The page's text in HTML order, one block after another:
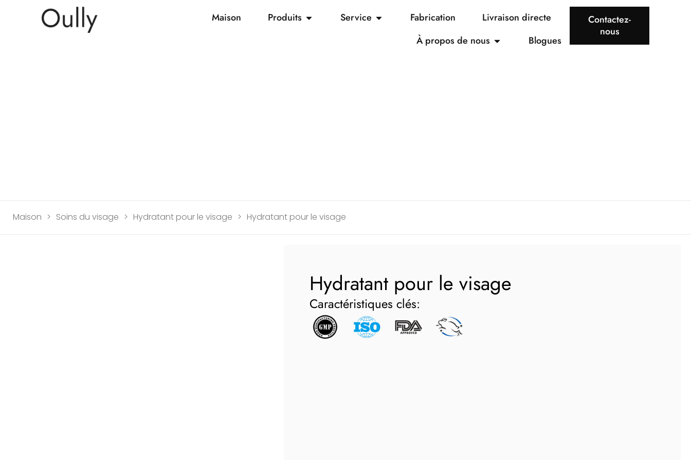
Maison Produits Service Fabrication
Livraison directe
À propos de nous
Blogues
Contactez-
nous
Maison > Soins du visage > Hydratant pour le visage > Hydratant pour le visage
Hydratant pour le visage
Caractéristiques clés: